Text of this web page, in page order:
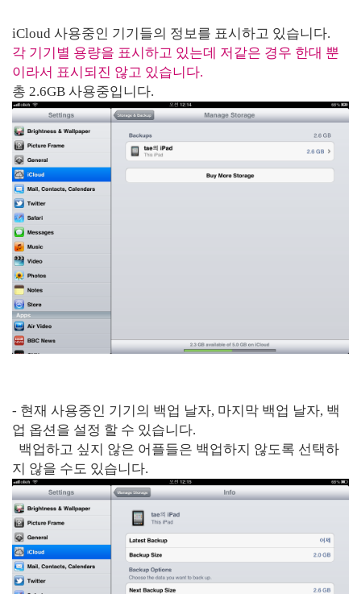
iCloud 사용중인 기기들의 정보를 표시하고 있습니다.
각 기기별 용량을 표시하고 있는데 저같은 경우 한대 뿐
이라서 표시되진 않고 있습니다.
총 2.6GB 사용중입니다.
- 현재 사용중인 기기의 백업 날자, 마지막 백업 날자, 백
업 옵션을 설정 할 수 있습니다.
백업하고 싶지 않은 어플들은 백업하지 않도록 선택하
지 않을 수도 있습니다.